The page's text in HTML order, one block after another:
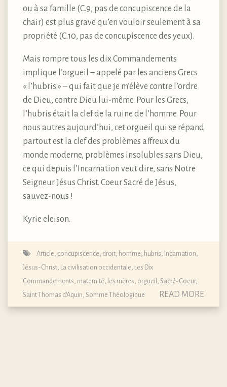
ou à sa famille (C.9, pas de concupiscence de la
chair) est plus grave qu’en vouloir seulement à sa
propriété (C.10, pas de concupiscence des yeux).
Mais rompre tous les dix Commandements
implique l’orgueil – appelé par les anciens Grecs
« l’hubris » – qui fait que je m’élève contre l’ordre
de Dieu, contre Dieu lui-même. Pour les Grecs,
l’hubris était la clef de la ruine de l’homme. Pour
nous autres aujourd’hui, cet orgueil qui se répand
partout est la clef des problèmes affreux du
monde moderne, problèmes insolubles sans Dieu,
ce qui depuis l’Incarnation veut dire, sans Notre
Seigneur Jésus Christ. Coeur Sacré de Jésus,
sauvez-nous !
Kyrie eleison.
Article concupiscence droit homme hubris Incarnation
Jésus-Christ
La civilisation occidentale
Les Dix
Commandements maternité, les mères orgueil Sacré-Coeur,
Saint Thomas d'Aquin Somme Théologique READ MORE